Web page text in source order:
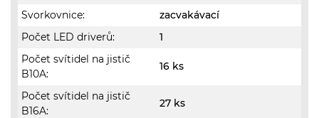
Svorkovnice:
zacvakávací
Počet LED driverů:
1
Počet svítidel na jistič
B10A:
16 ks
Počet svítidel na jistič
B16A:
27 ks